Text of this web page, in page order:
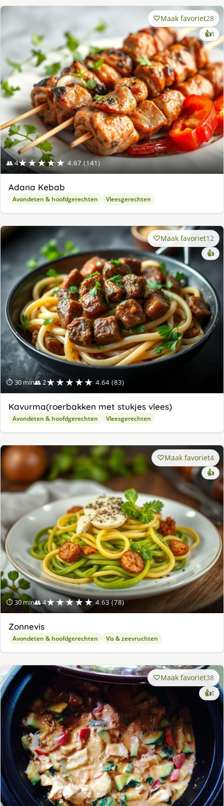
👥 4★★★★★ 4.67 (141)
Maak favoriet28
👍1
Adana Kebab
Avondeten & hoofdgerechten Vleesgerechten
⏱ 30 min👥 2★★★★★ 4.64 (83)
Maak favoriet12
👍
Kavurma(roerbakken met stukjes vlees)
Avondeten & hoofdgerechten Vleesgerechten
⏱ 30 min👥 4★★★★★ 4.63 (78)
Maak favoriet4
👍
Zonnevis
Avondeten & hoofdgerechten Vis & zeevruchten
Maak favoriet38
👍1